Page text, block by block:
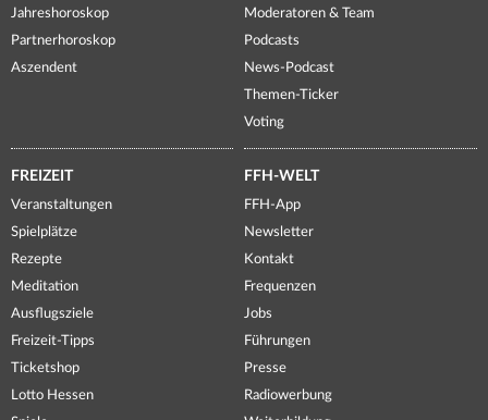
Jahreshoroskop
Partnerhoroskop
Aszendent
Moderatoren & Team
Podcasts
News-Podcast
Themen-Ticker
Voting
FREIZEIT
Veranstaltungen
Spielplätze
Rezepte
Meditation
Ausflugsziele
Freizeit-Tipps
Ticketshop
Lotto Hessen
FFH-WELT
FFH-App
Newsletter
Kontakt
Frequenzen
Jobs
Führungen
Presse
Radiowerbung